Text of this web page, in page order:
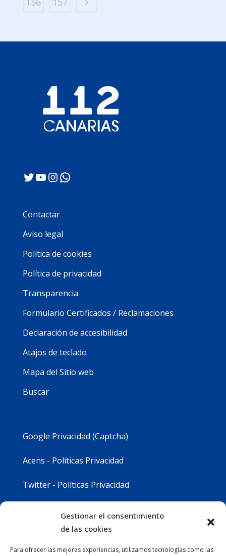
Gestionar el consentimiento
de las cookies
Para ofrecer las mejores experiencias, utilizamos tecnologías como las
Twitter
YouTube
Instagram
WhatsApp
Contactar
Aviso legal
Política de cookies
Política de privacidad
Transparencia
Formulario Certificados / Reclamaciones
Declaración de accesibilidad
Atajos de teclado
Mapa del Sitio web
Buscar
Google Privacidad (Captcha)
Acens - Políticas Privacidad
Twitter - Políticas Privacidad
Instagram - Políticas Privacidad